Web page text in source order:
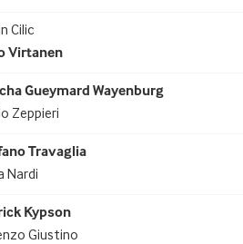
Cilic
Virtanen
Gueymard Wayenburg
Zeppieri
Travaglia
Nardi
Kypson
Giustino